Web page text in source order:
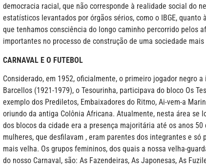
democracia racial, que não corresponde à realidade social do
estatísticos levantados por órgãos sérios, como o IBGE,
que tenhamos consciência do longo caminho percorrido pelos
importantes no processo de construção de uma sociedade
CARNAVAL E O FUTEBOL
Considerado, em 1952, oficialmente, o primeiro jogador negro
Barcellos (1921-1979), o Tesourinha, participava do bloco Os
exemplo dos Prediletos, Embaixadores do Ritmo, Ai-vem-a
oriundo da antiga Colônia Africana. Atualmente, nesta área se
dos blocos da cidade era a presença majoritária até os anos
mulheres, que desfilavam , eram parentes dos integrantes e
mais velha. Os grupos femininos, dos quais a nossa velha-
do nosso Carnaval, são: As Fazendeiras, As Japonesas, As